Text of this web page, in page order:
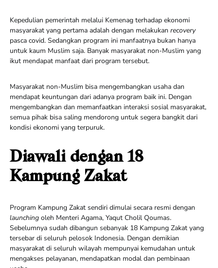
Kepedulian pemerintah melalui Kemenag terhadap ekonomi
masyarakat yang pertama adalah dengan melakukan recovery
pasca covid. Sedangkan program ini manfaatnya bukan hanya
untuk kaum Muslim saja. Banyak masyarakat non-Muslim yang
ikut mendapat manfaat dari program tersebut.
Masyarakat non-Muslim bisa mengembangkan usaha dan
mendapat keuntungan dari adanya program baik ini. Dengan
mengembangkan dan memanfaatkan interaksi sosial masyarakat,
semua pihak bisa saling mendorong untuk segera bangkit dari
kondisi ekonomi yang terpuruk.
Diawali dengan 18
Kampung Zakat
Program Kampung Zakat sendiri dimulai secara resmi dengan
launching oleh Menteri Agama, Yaqut Cholil Qoumas.
Sebelumnya sudah dibangun sebanyak 18 Kampung Zakat yang
tersebar di seluruh pelosok Indonesia. Dengan demikian
masyarakat di seluruh wilayah mempunyai kemudahan untuk
mengakses pelayanan, mendapatkan modal dan pembinaan